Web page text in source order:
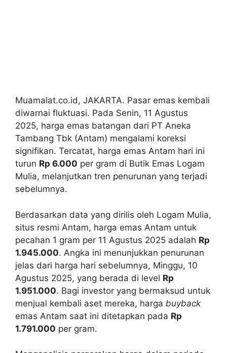
Muamalat.co.id, JAKARTA. Pasar emas kembali
diwarnai fluktuasi. Pada Senin, 11 Agustus
2025, harga emas batangan dari PT Aneka
Tambang Tbk (Antam) mengalami koreksi
signifikan. Tercatat, harga emas Antam hari ini
turun Rp 6.000 per gram di Butik Emas Logam
Mulia, melanjutkan tren penurunan yang terjadi
sebelumnya.
Berdasarkan data yang dirilis oleh Logam Mulia,
situs resmi Antam, harga emas Antam untuk
pecahan 1 gram per 11 Agustus 2025 adalah Rp
1.945.000. Angka ini menunjukkan penurunan
jelas dari harga hari sebelumnya, Minggu, 10
Agustus 2025, yang berada di level Rp
1.951.000. Bagi investor yang bermaksud untuk
menjual kembali aset mereka, harga buyback
emas Antam saat ini ditetapkan pada Rp
1.791.000 per gram.